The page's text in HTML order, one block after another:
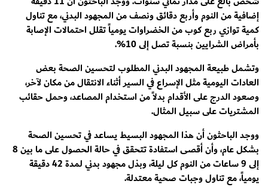
إضافية من النوم وأربع دقائق ونصف من المجهود البدني، مع تناول
كمية توازي ربع كوب من الخضراوات يومياً تقلل احتمالات الإصابة
بأمراض الشرايين بنسبة تصل إلى 10%.
وتشمل طبيعة المجهود البدني المطلوب لتحسين الصحة بعض
العادات اليومية مثل الإسراع في السير أثناء الانتقال من مكان لآخر،
وصعود الدرج على الأقدام بدلاً من استخدام المصاعد، وحمل حقائب
المشتريات على سبيل المثال.
ووجد الباحثون أن هذا المجهود البسيط يساعد في تحسين الصحة
بشكل عام، وأن أقصى استفادة تتحقق في حالة الحصول على ما بين 8
إلى 9 ساعات من النوم كل ليلة، وبذل مجهود بدني لمدة 42 دقيقة
يومياً، مع تناول وجبات صحية معتدلة.